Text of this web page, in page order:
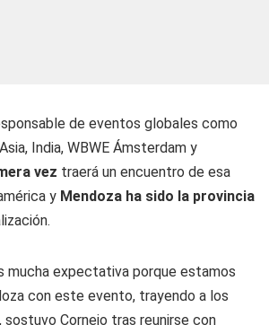
de eventos globales como
India, WBWE Ámsterdam y
vez traerá un encuentro de esa
y Mendoza ha sido la provincia
mucha expectativa porque estamos
con este evento, trayendo a los
sostuvo Cornejo tras reunirse con